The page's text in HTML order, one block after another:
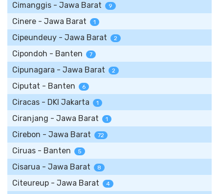
Cimanggis - Jawa Barat 9
Cinere - Jawa Barat 1
Cipeundeuy - Jawa Barat 2
Cipondoh - Banten 7
Cipunagara - Jawa Barat 2
Ciputat - Banten 6
Ciracas - DKI Jakarta 1
Ciranjang - Jawa Barat 1
Cirebon - Jawa Barat 72
Ciruas - Banten 5
Cisarua - Jawa Barat 8
Citeureup - Jawa Barat 4